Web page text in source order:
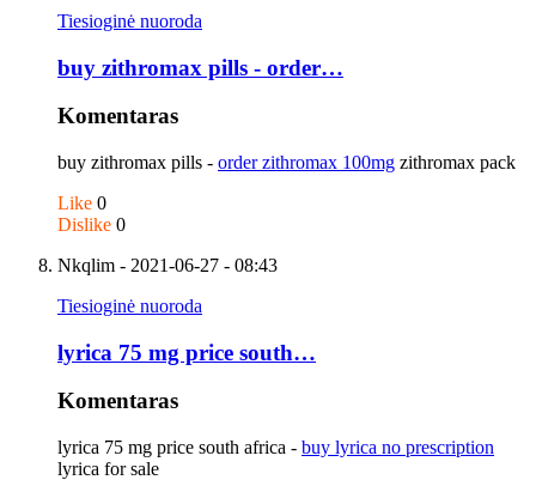
Tiesioginė nuoroda
buy zithromax pills - order…
Komentaras
buy zithromax pills - order zithromax 100mg zithromax pack
Like 0
Dislike 0
Nkqlim - 2021-06-27 - 08:43
Tiesioginė nuoroda
lyrica 75 mg price south…
Komentaras
lyrica 75 mg price south africa - buy lyrica no prescription
lyrica for sale